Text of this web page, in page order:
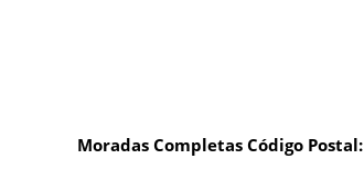
Moradas Completas Código Postal: